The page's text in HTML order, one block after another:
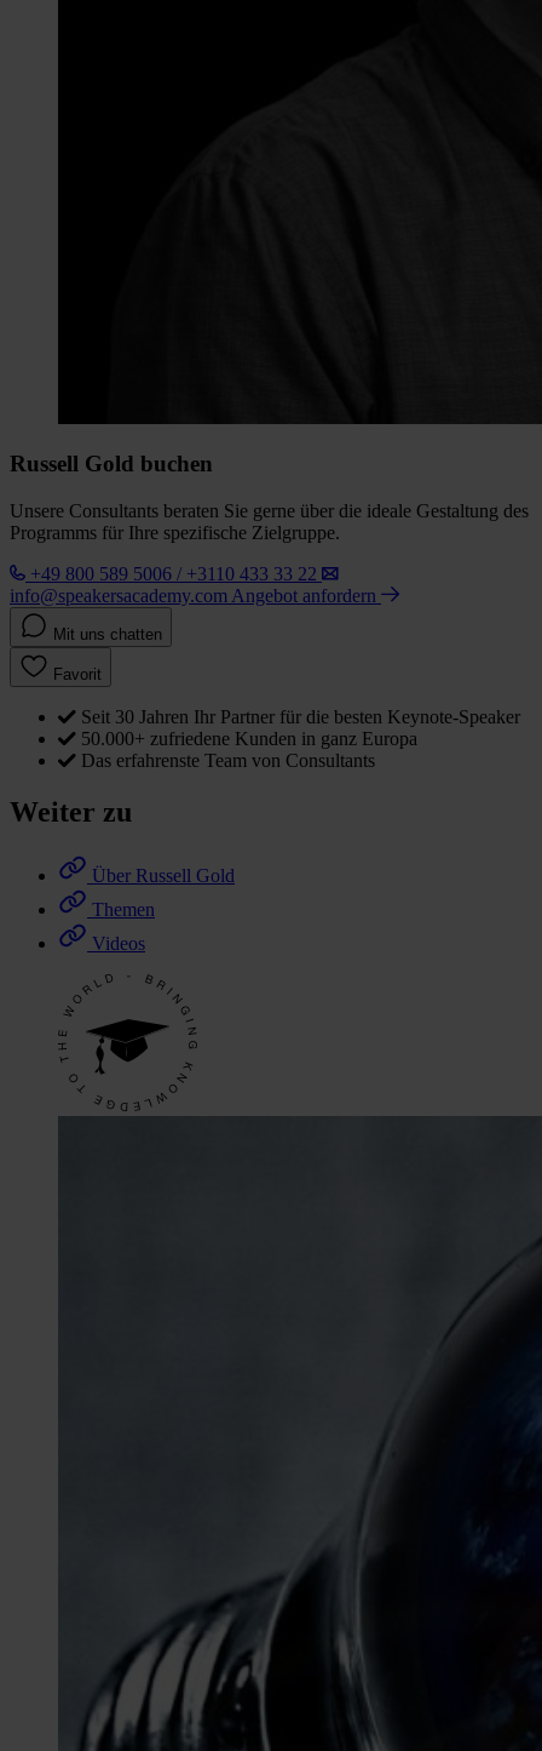
Russell Gold buchen
Unsere Consultants beraten Sie gerne über die ideale Gestaltung des
Programms für Ihre spezifische Zielgruppe.
+49 800 589 5006 / +3110 433 33 22
info@speakersacademy.com Angebot anfordern
Mit uns chatten
Favorit
Seit 30 Jahren Ihr Partner für die besten Keynote-Speaker
50.000+ zufriedene Kunden in ganz Europa
Das erfahrenste Team von Consultants
Weiter zu
Über Russell Gold
Themen
Videos